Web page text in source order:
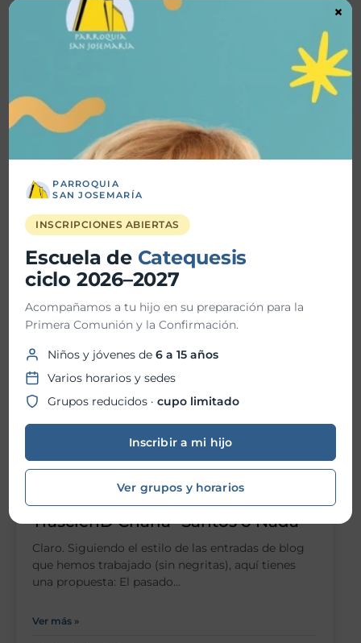
30-08-2026 @ 11:30 AM - 30-08-2026 @ 12:30 PM
Parroquia San Josemaría
Ver todos los eventos
Entérate
TrascienD Charla “Santos o Nada”
Claro. Siguiendo el estilo de las entradas de blog
que hemos trabajado (sin negritas), aquí tienes
una propuesta: El pasado…
Ver más »
PARROQUIA
SAN JOSEMARÍA
INSCRIPCIONES ABIERTAS
Escuela de Catequesis
ciclo 2026–2027
Acompañamos a tu hijo en su preparación para la
Primera Comunión y la Confirmación.
Niños y jóvenes de6 a 15 años
Varios horarios y sedes
Grupos reducidos ·cupo limitado
Inscribir a mi hijo
Ver grupos y horarios
×